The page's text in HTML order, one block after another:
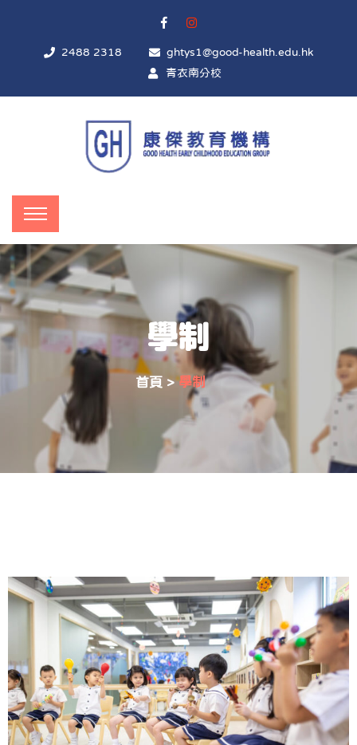
2488 2318
ghtys1@good-health.edu.hk
青衣南分校
學制
首頁 >學制